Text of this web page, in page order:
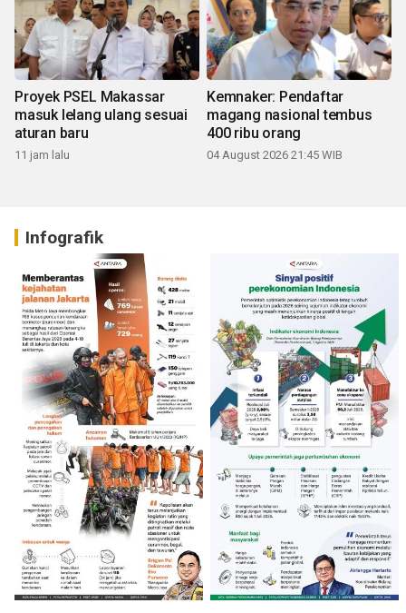
Proyek PSEL Makassar
masuk lelang ulang sesuai
aturan baru
11 jam lalu
Kemnaker: Pendaftar
magang nasional tembus
400 ribu orang
04 August 2026 21:45 WIB
Infografik